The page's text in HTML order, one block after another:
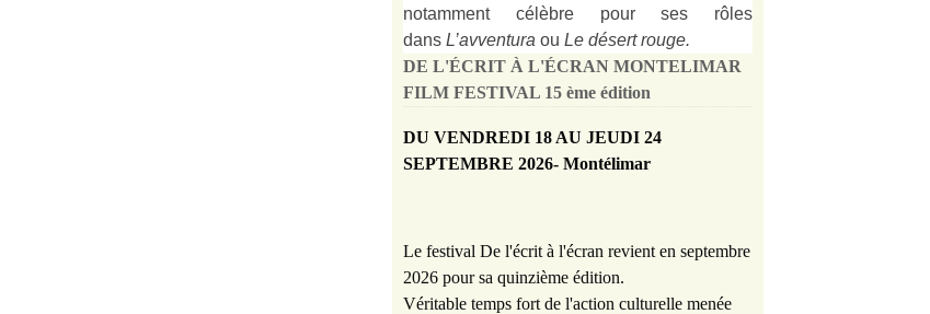
notamment célèbre pour ses rôles
dans L’avventura ou Le désert rouge.
DE L'ÉCRIT À L'ÉCRAN MONTELIMAR
FILM FESTIVAL 15 ème édition
DU VENDREDI 18 AU JEUDI 24
SEPTEMBRE 2026- Montélimar
Le festival De l'écrit à l'écran revient en septembre
2026 pour sa quinzième édition.
Véritable temps fort de l'action culturelle menée